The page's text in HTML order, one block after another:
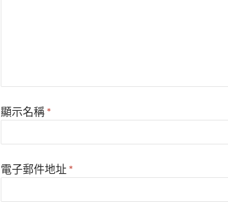
顯示名稱 *
電子郵件地址 *